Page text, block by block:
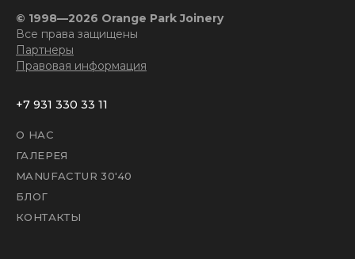
© 1998—2026 Orange Park Joinery
Все права защищены
Партнеры
Правовая информация
+7 931 330 33 11
О НАС
ГАЛЕРЕЯ
MANUFACTUR 30'40
БЛОГ
КОНТАКТЫ